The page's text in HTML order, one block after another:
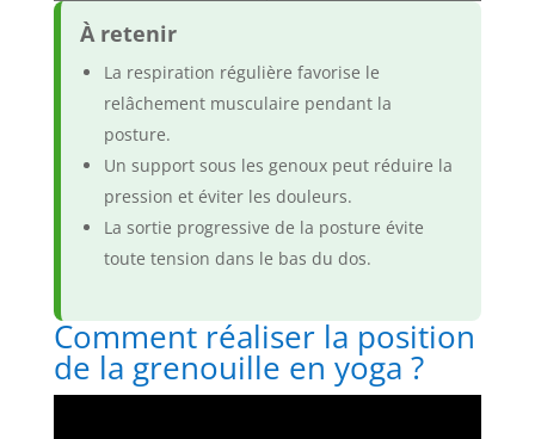
À retenir
La respiration régulière favorise le
relâchement musculaire pendant la
posture.
Un support sous les genoux peut réduire la
pression et éviter les douleurs.
La sortie progressive de la posture évite
toute tension dans le bas du dos.
Comment réaliser la position
de la grenouille en yoga ?